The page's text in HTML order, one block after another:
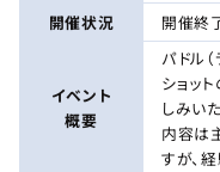
開催状況
開催終
イベント
概要
パドル
ショッ
しみい
内容は
すが、